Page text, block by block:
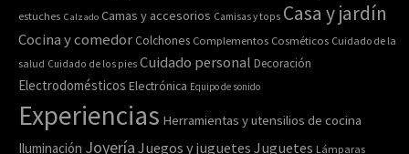
estuches Calzado Camas y accesorios Camisas y tops Casa y jardín
Cocina y comedor Colchones Complementos Cosméticos Cuidado de la
salud Cuidado de los pies Cuidado personal Decoración
Electrodomésticos Electrónica Equipo de sonido
Experiencias Herramientas y utensilios de cocina
Iluminación Joyería Juegos y juguetes Juguetes Lámparas